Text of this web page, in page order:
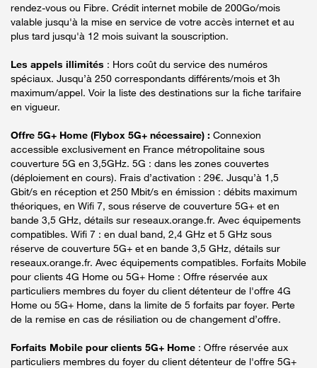
rendez-vous ou Fibre. Crédit internet mobile de 200Go/mois
valable jusqu'à la mise en service de votre accès internet et au
plus tard jusqu'à 12 mois suivant la souscription.
Les appels illimités : Hors coût du service des numéros
spéciaux. Jusqu’à 250 correspondants différents/mois et 3h
maximum/appel. Voir la liste des destinations sur la fiche tarifaire
en vigueur.
Offre 5G+ Home (Flybox 5G+ nécessaire) : Connexion
accessible exclusivement en France métropolitaine sous
couverture 5G en 3,5GHz. 5G : dans les zones couvertes
(déploiement en cours). Frais d’activation : 29€. Jusqu’à 1,5
Gbit/s en réception et 250 Mbit/s en émission : débits maximum
théoriques, en Wifi 7, sous réserve de couverture 5G+ et en
bande 3,5 GHz, détails sur reseaux.orange.fr. Avec équipements
compatibles. Wifi 7 : en dual band, 2,4 GHz et 5 GHz sous
réserve de couverture 5G+ et en bande 3,5 GHz, détails sur
reseaux.orange.fr. Avec équipements compatibles. Forfaits Mobile
pour clients 4G Home ou 5G+ Home : Offre réservée aux
particuliers membres du foyer du client détenteur de l'offre 4G
Home ou 5G+ Home, dans la limite de 5 forfaits par foyer. Perte
de la remise en cas de résiliation ou de changement d’offre.
Forfaits Mobile pour clients 5G+ Home : Offre réservée aux
particuliers membres du foyer du client détenteur de l'offre 5G+